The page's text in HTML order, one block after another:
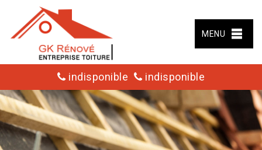
MENU
indisponible indisponible